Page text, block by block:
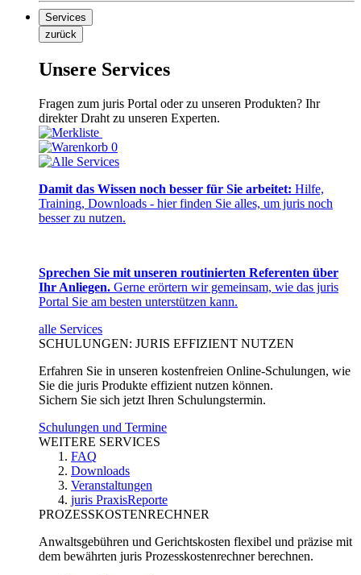
Services
zurück
Unsere Services
Fragen zum juris Portal oder zu unseren Produkten? Ihr
direkter Draht zu unseren Experten.
0
Damit das Wissen noch besser für Sie arbeitet: Hilfe,
Training, Downloads - hier finden Sie alles, um juris noch
besser zu nutzen.
Sprechen Sie mit unseren routinierten Referenten über
Ihr Anliegen. Gerne erörtern wir gemeinsam, wie das juris
Portal Sie am besten unterstützen kann.
alle Services
SCHULUNGEN: JURIS EFFIZIENT NUTZEN
Erfahren Sie in unseren kostenfreien Online-Schulungen, wie
Sie die juris Produkte effizient nutzen können.
Sichern Sie sich jetzt Ihren Schulungstermin.
Schulungen und Termine
WEITERE SERVICES
FAQ
Downloads
Veranstaltungen
juris PraxisReporte
PROZESSKOSTENRECHNER
Anwaltsgebühren und Gerichtskosten flexibel und präzise mit
dem bewährten juris Prozesskostenrechner berechnen.